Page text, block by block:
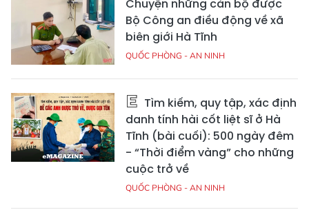
Chuyện những cán bộ được
Bộ Công an điều động về xã
biên giới Hà Tĩnh
QUỐC PHÒNG - AN NINH
Tìm kiếm, quy tập, xác định
danh tính hài cốt liệt sĩ ở Hà
Tĩnh (bài cuối): 500 ngày đêm
- “Thời điểm vàng” cho những
cuộc trở về
QUỐC PHÒNG - AN NINH